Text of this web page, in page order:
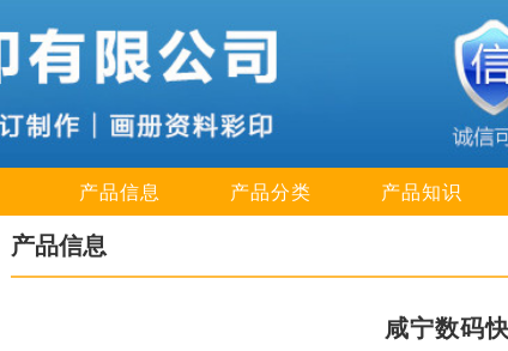
产品信息 产品分类 产品知识
产品信息
咸宁数码